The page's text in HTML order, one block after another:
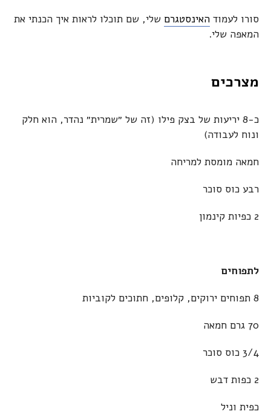
סורו לעמוד האינסטגרם שלי, שם תוכלו לראות איך הכנתי את
המאפה שלי.
מצרכים
כ-8 יריעות של בצק פילו (זה של ״שמרית״ נהדר, הוא חלק
ונוח לעבודה)
חמאה מומסת למריחה
רבע כוס סוכר
2 כפיות קינמון
לתפוחים
8 תפוחים ירוקים, קלופים, חתוכים לקוביות
70 גרם חמאה
3/4 כוס סוכר
2 כפות דבש
כפית וניל